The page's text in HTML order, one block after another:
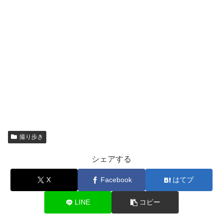
撮り歩き
シェアする
X Facebook はてブ
LINE コピー